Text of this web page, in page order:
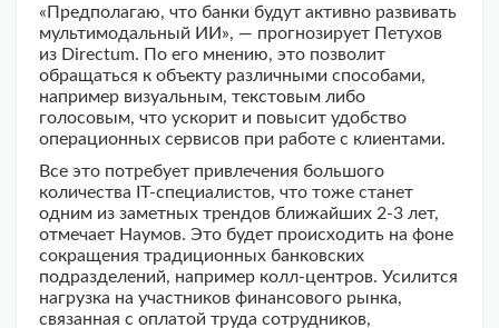
«Предполагаю, что банки будут активно развивать
мультимодальный ИИ», — прогнозирует Петухов
из Directum. По его мнению, это позволит
обращаться к объекту различными способами,
например визуальным, текстовым либо
голосовым, что ускорит и повысит удобство
операционных сервисов при работе с клиентами.
Все это потребует привлечения большого
количества IT-специалистов, что тоже станет
одним из заметных трендов ближайших 2-3 лет,
отмечает Наумов. Это будет происходить на фоне
сокращения традиционных банковских
подразделений, например колл-центров. Усилится
нагрузка на участников финансового рынка,
связанная с оплатой труда сотрудников,